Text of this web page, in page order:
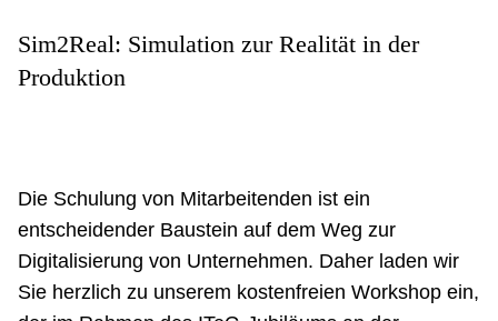
Innovationsfelder
Sim2Real: Simulation zur Realität in der
Produktion
Die Schulung von Mitarbeitenden ist ein
entscheidender Baustein auf dem Weg zur
Digitalisierung von Unternehmen. Daher laden wir
Sie herzlich zu unserem kostenfreien Workshop ein,